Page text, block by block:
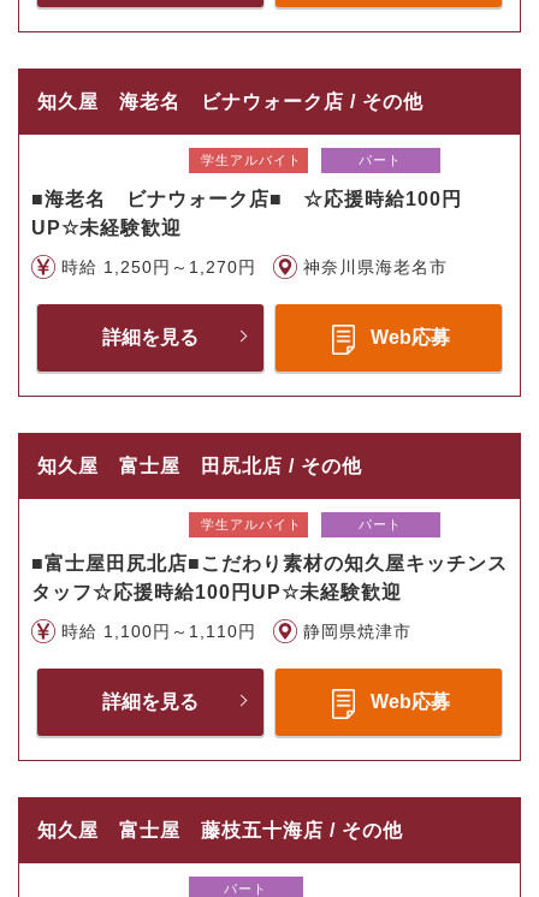
知久屋 海老名 ビナウォーク店 / その他
学生アルバイト パート
■海老名 ビナウォーク店■ ☆応援時給100円
UP☆未経験歓迎
時給 1,250円～1,270円 神奈川県海老名市
詳細を見る Web応募
知久屋 富士屋 田尻北店 / その他
学生アルバイト パート
■富士屋田尻北店■こだわり素材の知久屋キッチンス
タッフ☆応援時給100円UP☆未経験歓迎
時給 1,100円～1,110円 静岡県焼津市
詳細を見る Web応募
知久屋 富士屋 藤枝五十海店 / その他
パート